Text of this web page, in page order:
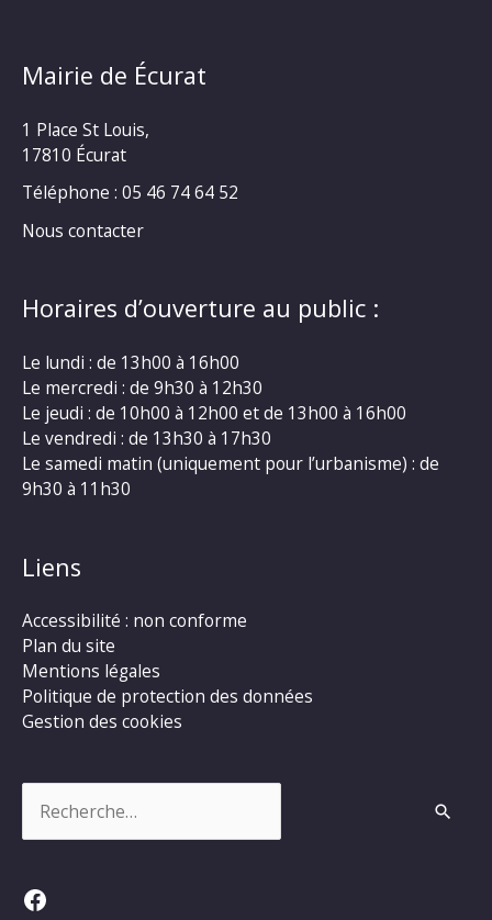
Mairie de Écurat
1 Place St Louis,
17810 Écurat
Téléphone : 05 46 74 64 52
Nous contacter
Horaires d’ouverture au public :
Le lundi : de 13h00 à 16h00
Le mercredi : de 9h30 à 12h30
Le jeudi : de 10h00 à 12h00 et de 13h00 à 16h00
Le vendredi : de 13h30 à 17h30
Le samedi matin (uniquement pour l’urbanisme) : de
9h30 à 11h30
Liens
Accessibilité : non conforme
Plan du site
Mentions légales
Politique de protection des données
Gestion des cookies
Facebook